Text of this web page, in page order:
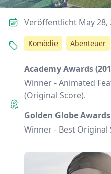
Veröffentlicht May 28,
Komödie Abenteuer
Academy Awards
Winner - Animated
(Original Score).
Golden Globe Awards
Winner - Best